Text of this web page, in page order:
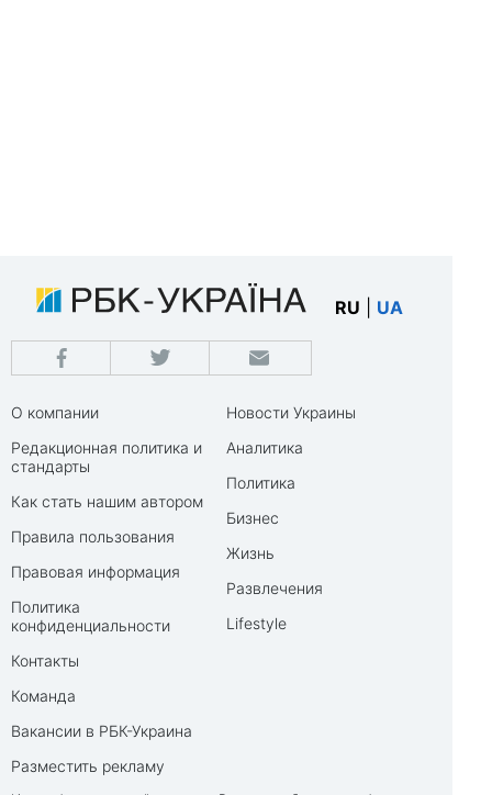
RU UA
О компании
Редакционная политика и
стандарты
Как стать нашим автором
Правила пользования
Правовая информация
Политика
конфиденциальности
Контакты
Команда
Вакансии в РБК-Украина
Разместить рекламу
Новости Украины
Аналитика
Политика
Бизнес
Жизнь
Развлечения
Lifestyle